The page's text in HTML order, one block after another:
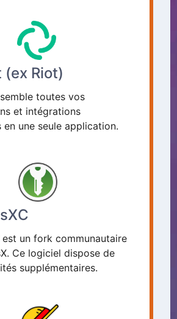
(ex Riot)
toutes vos
et intégrations
une seule application.
est un fork communautaire
Ce logiciel dispose de
supplémentaires.